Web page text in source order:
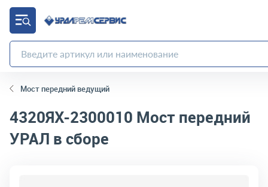
Мост передний ведущий
4320ЯХ-2300010 Мост передний
УРАЛ в сборе